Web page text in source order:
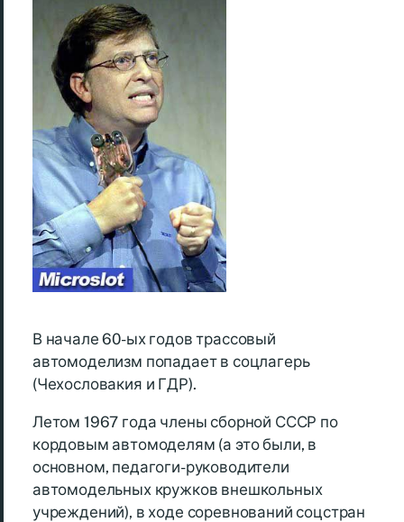
В начале 60-ых годов трассовый
автомоделизм попадает в соцлагерь
(Чехословакия и ГДР).
Летом 1967 года члены сборной СССР по
кордовым автомоделям (а это были, в
основном, педагоги-руководители
автомодельных кружков внешкольных
учреждений), в ходе соревнований соцстран